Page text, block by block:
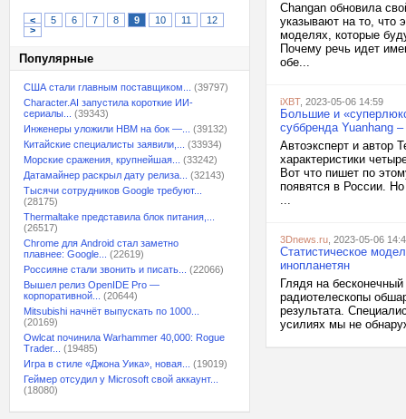
< 5 6 7 8 9 10 11
12
>
Популярные
США стали главным поставщиком...
(39797)
Character.AI запустила короткие ИИ-
сериалы...
(39343)
Инженеры уложили HBM на бок —...
(39132)
Китайские специалисты заявили,...
(33934)
Морские сражения, крупнейшая...
(33242)
Датамайнер раскрыл дату релиза...
(32143)
Тысячи сотрудников Google требуют...
(28175)
Thermaltake представила блок питания,...
(26517)
Chrome для Android стал заметно
плавнее: Google...
(22619)
Россияне стали звонить и писать...
(22066)
Вышел релиз OpenIDE Pro —
корпоративной...
(20644)
Mitsubishi начнёт выпускать по 1000...
(20169)
Owlcat починила Warhammer 40,000: Rogue
Trader...
(19485)
Игра в стиле «Джона Уика», новая...
(19019)
Геймер отсудил у Microsoft свой аккаунт...
(18080)
Changan обновила
указывают на то, что
моделях, которые
Почему речь идет
обе...
iXBT, 2023-05-06 14:59
Большие и
суббренда Yuanhang
Автоэксперт и автор
характеристики
Вот что пишет по
появятся в России.
...
3Dnews.ru , 2023-05-06
Статистическое
инопланетян
Глядя на
радиотелескопы
результата.
усилиях мы не